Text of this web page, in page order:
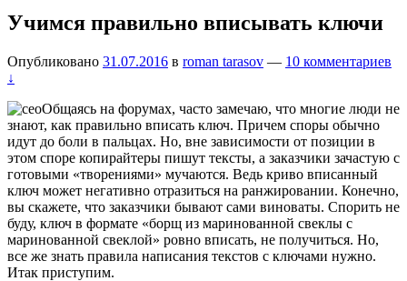
Учимся правильно вписывать ключи
Опубликовано 31.07.2016 в roman tarasov — 10 комментариев
↓
Общаясь на форумах, часто замечаю, что многие люди не
знают, как правильно вписать ключ. Причем споры обычно
идут до боли в пальцах. Но, вне зависимости от позиции в
этом споре копирайтеры пишут тексты, а заказчики зачастую с
готовыми «творениями» мучаются. Ведь криво вписанный
ключ может негативно отразиться на ранжировании. Конечно,
вы скажете, что заказчики бывают сами виноваты. Спорить не
буду, ключ в формате «борщ из маринованной свеклы с
маринованной свеклой» ровно вписать, не получиться. Но,
все же знать правила написания текстов с ключами нужно.
Итак приступим.